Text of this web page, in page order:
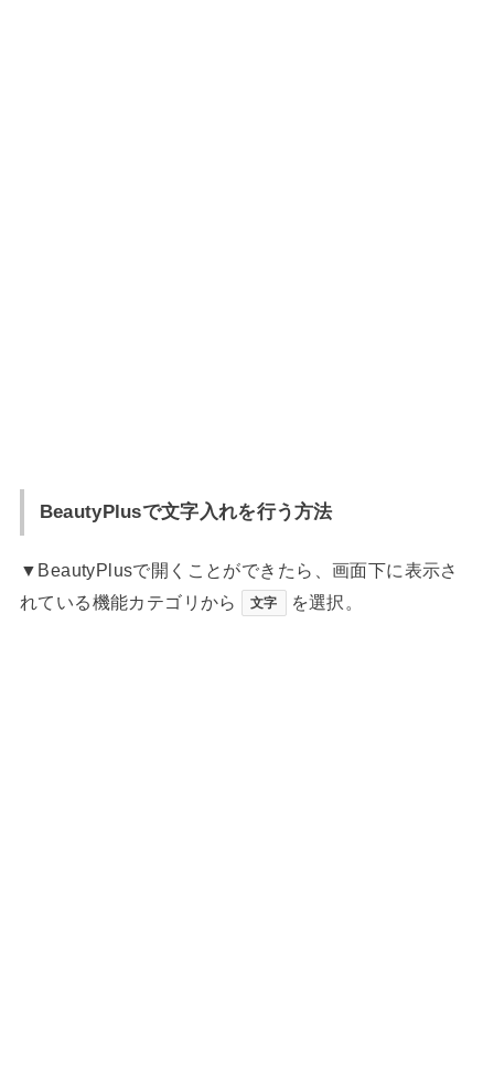
BeautyPlusで文字入れを行う方法
▼BeautyPlusで開くことができたら、画面下に表示さ
れている機能カテゴリから
文字 を選択。